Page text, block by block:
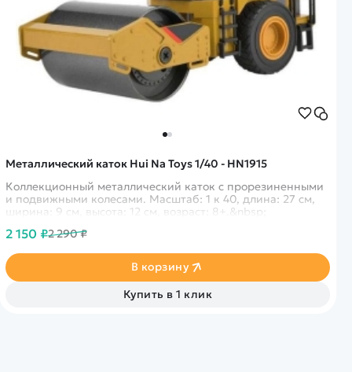
Металлический каток Hui Na Toys 1/40 - HN1915
Коллекционный металлический каток с прорезиненными
и подвижными колесами. Масштаб: 1 к 40, длина: 27 см,
ширина: 9 см, высота: 12 см, возраст: 8+.&nbsp;
2 150 ₽2 290 ₽
В корзину
Купить в 1 клик